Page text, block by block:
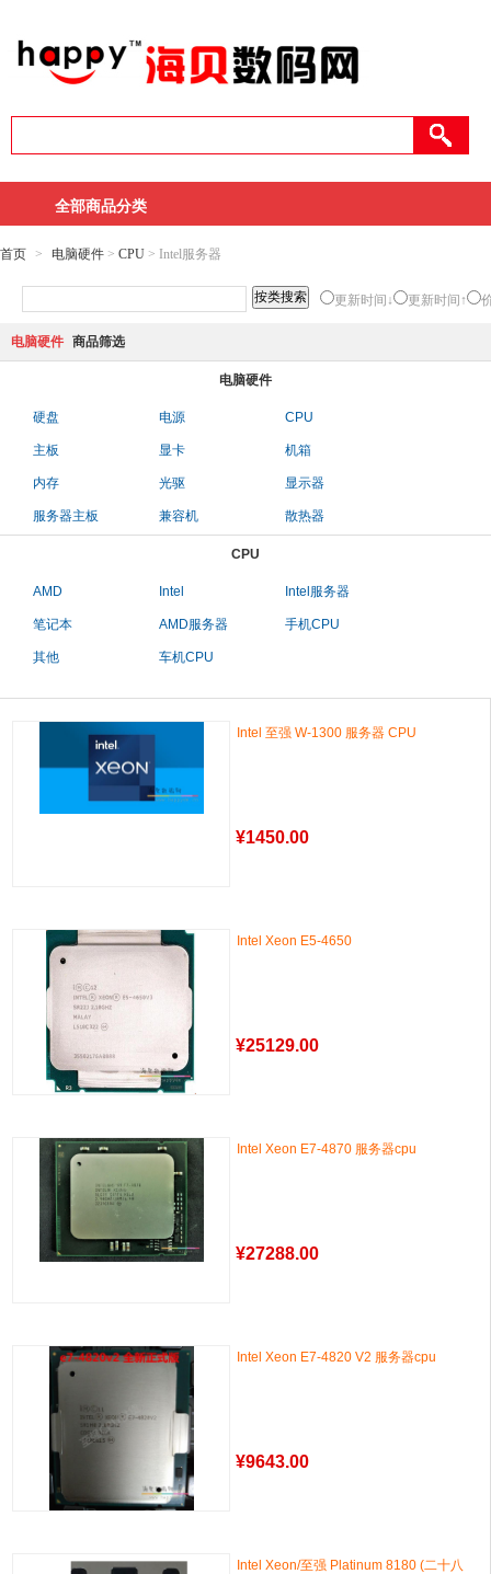
全部商品分类
首页 > 电脑硬件 > CPU > Intel服务器
更新时间↓ 更新时间↑
电脑硬件 商品筛选
电脑硬件
硬盘 电源 CPU
主板 显卡 机箱
内存 光驱 显示器
服务器主板 兼容机 散热器
CPU
AMD Intel Intel服务器
笔记本 AMD服务器 手机CPU
其他 车机CPU
Intel 至强 W-1300 服务器 CPU
¥1450.00
Intel Xeon E5-4650
¥25129.00
Intel Xeon E7-4870 服务器cpu
¥27288.00
Intel Xeon E7-4820 V2 服务器cpu
¥9643.00
Intel Xeon/至强 Platinum 8180 (二十八